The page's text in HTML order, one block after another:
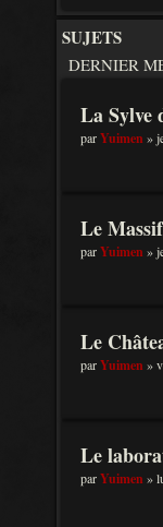
SUJETS
DERNIER
La Sylve
parYuimen»
Le
parYuimen»
Le
parYuimen»
Le
parYuimen»